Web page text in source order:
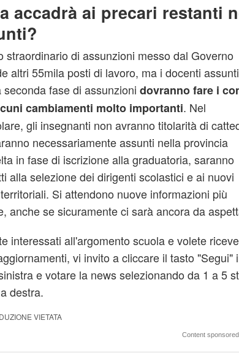
accadrà ai precari restanti
straordinario di assunzioni messo dal Governo
altri 55mila posti di lavoro, ma i docenti
seconda fase di assunzioni dovranno fare i
cambiamenti molto importanti. Nel
gli insegnanti non avranno titolarità di
necessariamente assunti nella provincia
in fase di iscrizione alla graduatoria, saranno
alla selezione dei dirigenti scolastici e ai nuovi
Si attendono nuove informazioni più
anche se sicuramente ci sarà ancora da
interessati all'argomento scuola e volete
vi invito a cliccare il tasto "Segui"
e votare la news selezionando da 1 a 5
destra.
VIETATA
Content